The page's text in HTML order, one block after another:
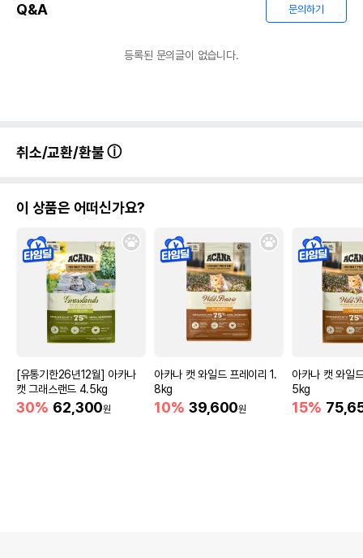
Q&A 문의하기
등록된 문의글이 없습니다.
취소/교환/환불
이 상품은 어떠신가요?
[유통기한26년12월] 아카나
캣 그래스랜드 4.5kg
30% 62,300원
아카나 캣 와일드 프레이리 1.
8kg
10% 39,600원
아카나 캣 와일
5kg
15%